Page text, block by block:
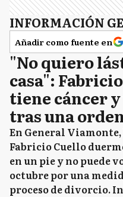
INFORMACIÓN
Añadir como fuente en
"No quiero
casa":
tiene cáncer
tras una
En General Viamonte,
Fabricio Cuello
en un pie y no puede
octubre por una
proceso de divorcio.